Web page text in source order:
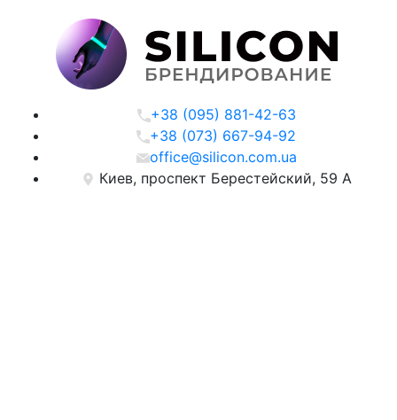
+38 (095) 881-42-63
+38 (073) 667-94-92
office@silicon.com.ua
Киев, проспект Берестейский, 59 А